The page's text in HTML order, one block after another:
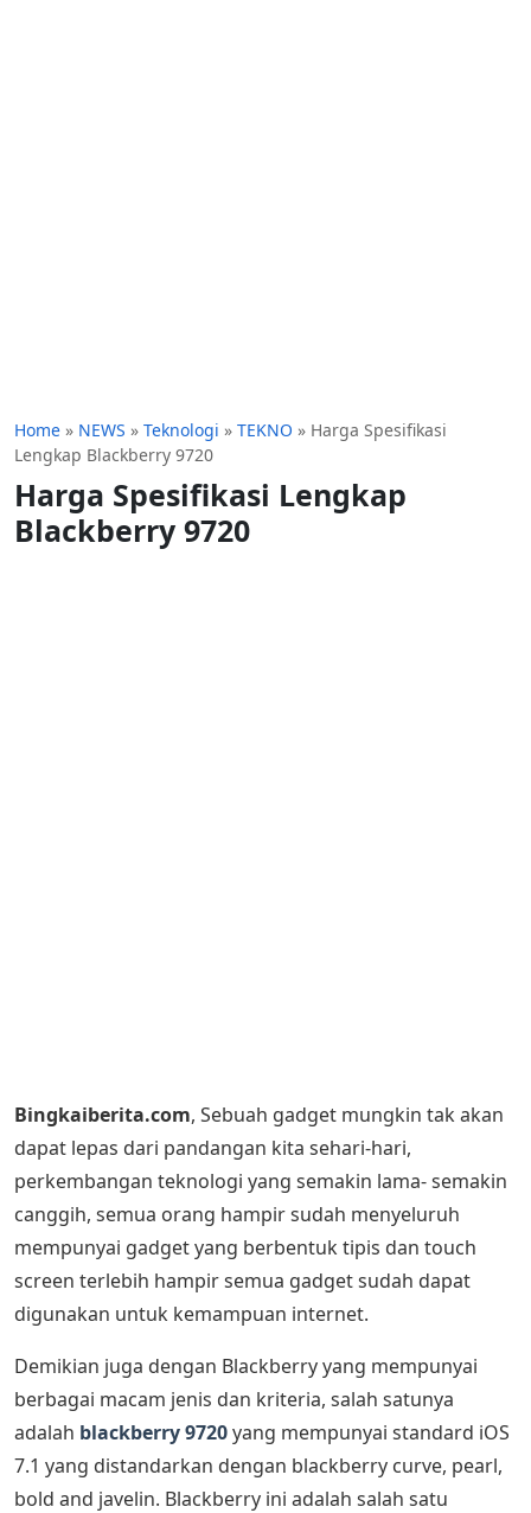
Home » NEWS » Teknologi » TEKNO » Harga Spesifikasi
Lengkap Blackberry 9720
Harga Spesifikasi Lengkap
Blackberry 9720
Bingkaiberita.com, Sebuah gadget mungkin tak akan
dapat lepas dari pandangan kita sehari-hari,
perkembangan teknologi yang semakin lama- semakin
canggih, semua orang hampir sudah menyeluruh
mempunyai gadget yang berbentuk tipis dan touch
screen terlebih hampir semua gadget sudah dapat
digunakan untuk kemampuan internet.
Demikian juga dengan Blackberry yang mempunyai
berbagai macam jenis dan kriteria, salah satunya
adalah blackberry 9720yang mempunyai standard iOS
7.1 yang distandarkan dengan blackberry curve, pearl,
bold and javelin. Blackberry ini adalah salah satu